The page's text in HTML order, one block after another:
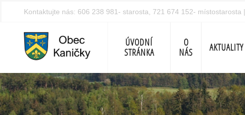
Kontaktujte nás: 606 238 981- starosta, 721 674 152- místostarosta |
ÚVODNÍ
STRÁNKA
O
NÁS
AKTUALITY